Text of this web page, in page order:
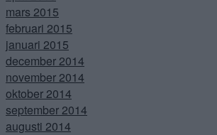
mars 2015
februari 2015
januari 2015
december 2014
november 2014
oktober 2014
september 2014
augusti 2014